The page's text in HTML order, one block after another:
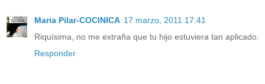
Maria Pilar-COCINICA 17 marzo, 2011 17:41
Riquísima, no me extraña que tu hijo estuviera tan aplicado.
Responder